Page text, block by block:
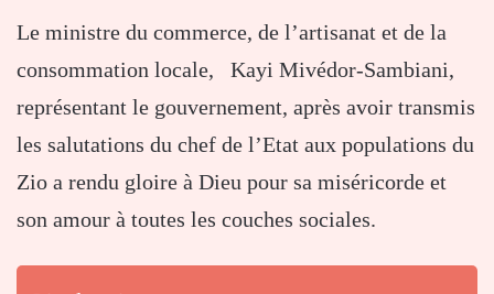
Le ministre du commerce, de l’artisanat et de la
consommation locale, Kayi Mivédor-Sambiani,
représentant le gouvernement, après avoir transmis
les salutations du chef de l’Etat aux populations du
Zio a rendu gloire à Dieu pour sa miséricorde et
son amour à toutes les couches sociales.